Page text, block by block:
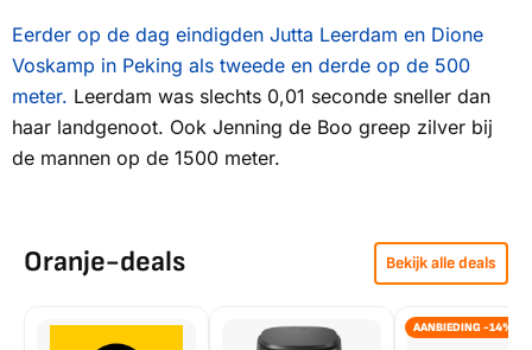
Eerder op de dag eindigden Jutta Leerdam en Dione
Voskamp in Peking als tweede en derde op de 500
meter. Leerdam was slechts 0,01 seconde sneller dan
haar landgenoot. Ook Jenning de Boo greep zilver bij
de mannen op de 1500 meter.
Oranje-deals Bekijk alle deals
AANBIEDING -14%